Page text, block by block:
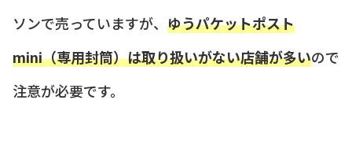
ソンで売っていますが、 ゆうパケットポスト
mini（専用封筒）は取り扱いがない店舗が多いので
注意が必要です。